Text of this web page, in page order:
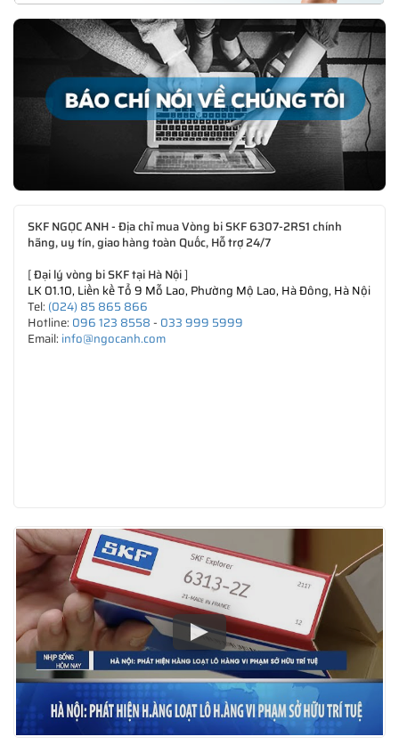
SKF NGỌC ANH - Địa chỉ mua Vòng bi SKF 6307-2RS1 chính
hãng, uy tín, giao hàng toàn Quốc, Hỗ trợ 24/7
[Đại lý vòng bi SKF tại Hà Nội]
LK 01.10, Liền kề Tổ 9 Mỗ Lao, Phường Mộ Lao, Hà Đông, Hà Nội
Tel: (024) 85 865 866
Hotline: 096 123 8558- 033 999 5999
Email: info@ngocanh.com